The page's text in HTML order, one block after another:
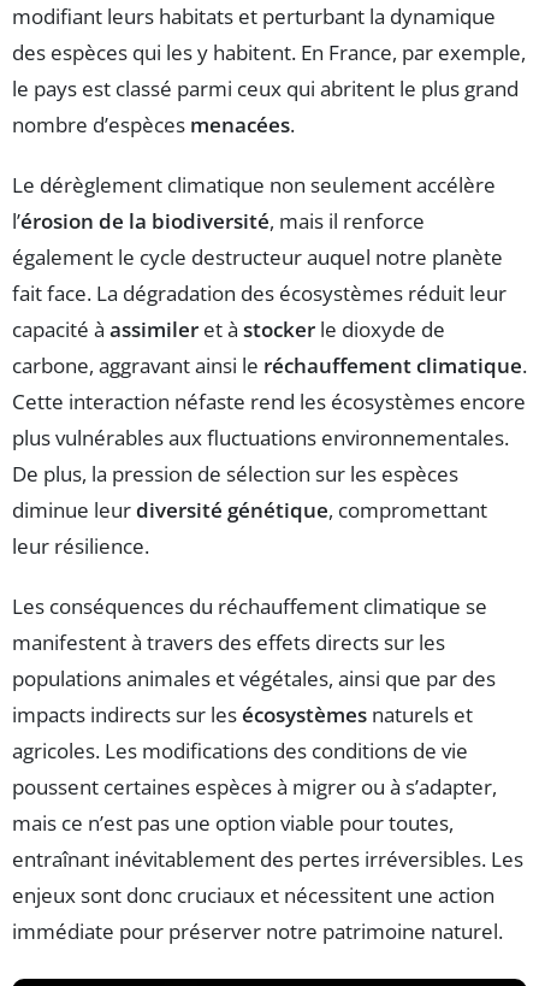
modifiant leurs habitats et perturbant la dynamique
des espèces qui les y habitent. En France, par exemple,
le pays est classé parmi ceux qui abritent le plus grand
nombre d’espèces menacées.
Le dérèglement climatique non seulement accélère
l’érosion de la biodiversité, mais il renforce
également le cycle destructeur auquel notre planète
fait face. La dégradation des écosystèmes réduit leur
capacité à assimiler et à stocker le dioxyde de
carbone, aggravant ainsi le réchauffement climatique.
Cette interaction néfaste rend les écosystèmes encore
plus vulnérables aux fluctuations environnementales.
De plus, la pression de sélection sur les espèces
diminue leurdiversité génétique, compromettant
leur résilience.
Les conséquences du réchauffement climatique se
manifestent à travers des effets directs sur les
populations animales et végétales, ainsi que par des
impacts indirects sur lesécosystèmes naturels et
agricoles. Les modifications des conditions de vie
poussent certaines espèces à migrer ou à s’adapter,
mais ce n’est pas une option viable pour toutes,
entraînant inévitablement des pertes irréversibles. Les
enjeux sont donc cruciaux et nécessitent une action
immédiate pour préserver notre patrimoine naturel.